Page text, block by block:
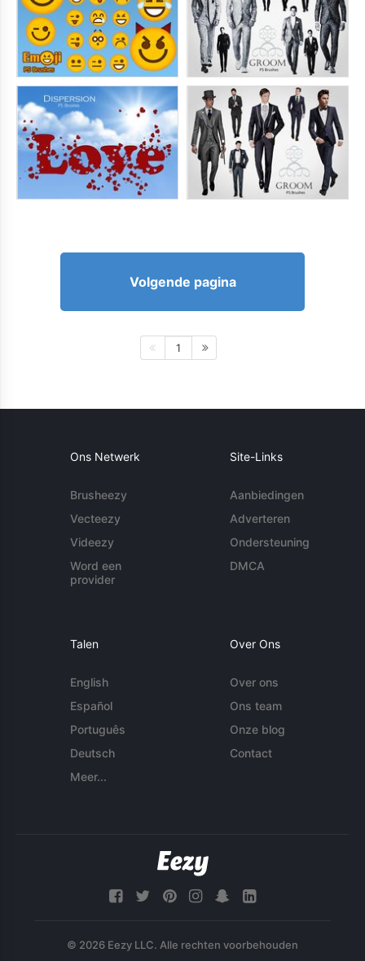
Volgende pagina
1
Ons Netwerk
Brusheezy
Vecteezy
Videezy
Word een
provider
Site-Links
Aanbiedingen
Adverteren
Ondersteuning
DMCA
Talen
English
Español
Português
Deutsch
Meer...
Over Ons
Over ons
Ons team
Onze blog
Contact
© 2026 Eezy LLC. Alle rechten voorbehouden